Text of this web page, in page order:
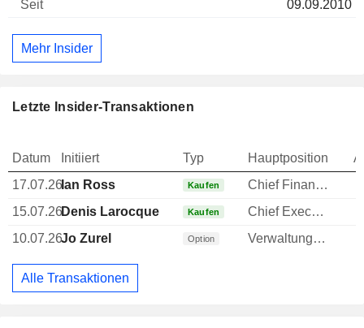
09.09.2010
Mehr Insider
Letzte Insider-Transaktionen
Datum Initiiert Typ Hauptposition
17.07.26Ian Ross Kaufen
Chief Financial Officer (CFO)
15.07.26Denis Larocque Kaufen Chief Executive Officer (CEO)
10.07.26Jo Zurel Option Verwaltungsratsmitglied
Alle Transaktionen